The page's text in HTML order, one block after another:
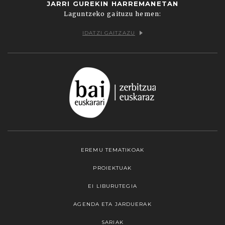
JARRI GUREKIN HARREMANETAN
Laguntzeko gaituzu hemen:
IDATZI GAITZAZU
EREMU TEMATIKOAK
PROIEKTUAK
EI LIBURUTEGIA
AGENDA ETA JARDUERAK
SARIAK